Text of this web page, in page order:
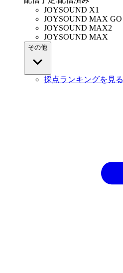
JOYSOUND X1
JOYSOUND MAX GO
JOYSOUND MAX2
JOYSOUND MAX
その他
採点ランキングを見る